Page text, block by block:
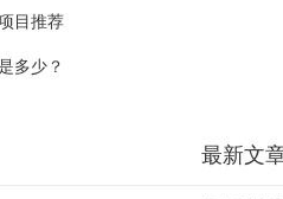
目推荐
多少？
最新文